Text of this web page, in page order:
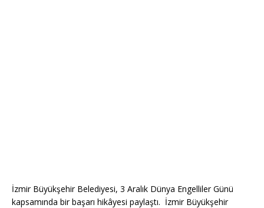
İzmir Büyükşehir Belediyesi, 3 Aralık Dünya Engelliler Günü
kapsamında bir başarı hikâyesi paylaştı. İzmir Büyükşehir